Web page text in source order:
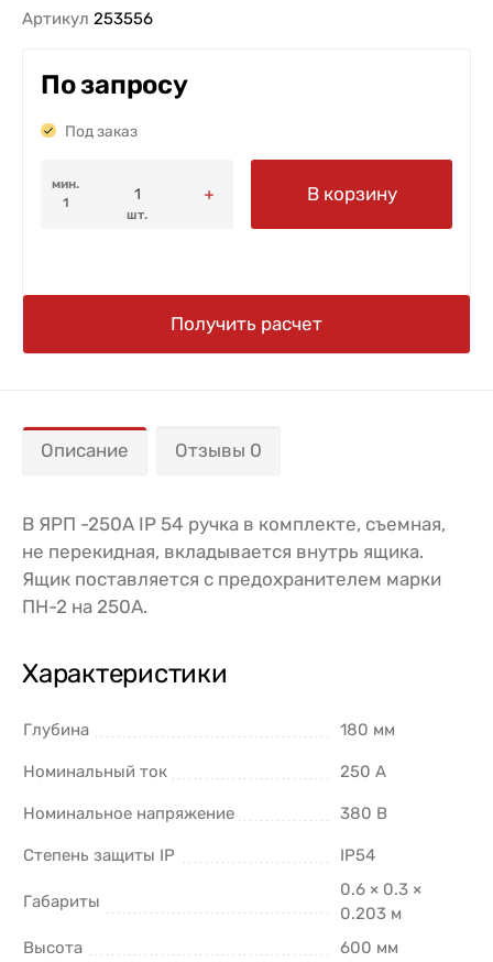
Артикул 253556
По запросу
Под заказ
мин.
1
шт.
В корзину
Получить расчет
Описание Отзывы 0
В ЯРП -250А IP 54 ручка в комплекте, съемная,
не перекидная, вкладывается внутрь ящика.
Ящик поставляется с предохранителем марки
ПН-2 на 250А.
Характеристики
Глубина 180 мм
Номинальный ток 250 А
Номинальное напряжение 380 В
Степень защиты IP IP54
Габариты
0.6 × 0.3 ×
0.203 м
Высота
600 мм